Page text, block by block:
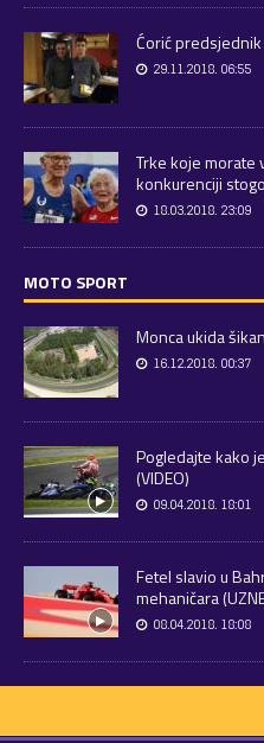
Ćorić predsjednik
29.11.2018. 06:55
Trke koje morate
konkurenciji
18.03.2018. 23:09
MOTO SPORT
Monca ukida
16.12.2018. 00:37
Pogledajte kako
(VIDEO)
09.04.2018. 18:01
Fetel slavio u
mehaničara
08.04.2018. 18:08